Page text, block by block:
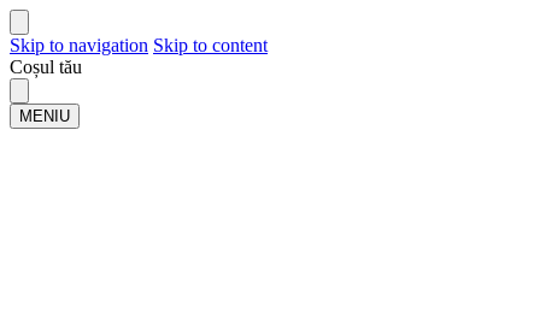
Skip to navigation Skip to content
Coșul tău
MENIU